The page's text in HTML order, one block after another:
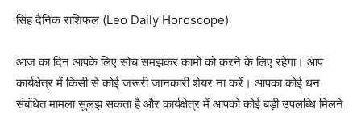
सिंह दैनिक राशिफल (Leo Daily Horoscope)
आज का दिन आपके लिए सोच समझकर कामों को करने के लिए रहेगा। आप
कार्यक्षेत्र में किसी से कोई जरूरी जानकारी शेयर ना करें। आपका कोई धन
संबंधित मामला सुलझ सकता है और कार्यक्षेत्र में आपको कोई बड़ी उपलब्धि मिलने